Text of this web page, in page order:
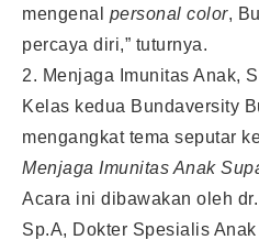
mengenal personal color,
percaya diri,” tuturnya.
2. Menjaga Imunitas Anak,
Kelas kedua Bundaversity
mengangkat tema seputar
Menjaga Imunitas Anak
Acara ini dibawakan oleh
Sp.A, Dokter Spesialis